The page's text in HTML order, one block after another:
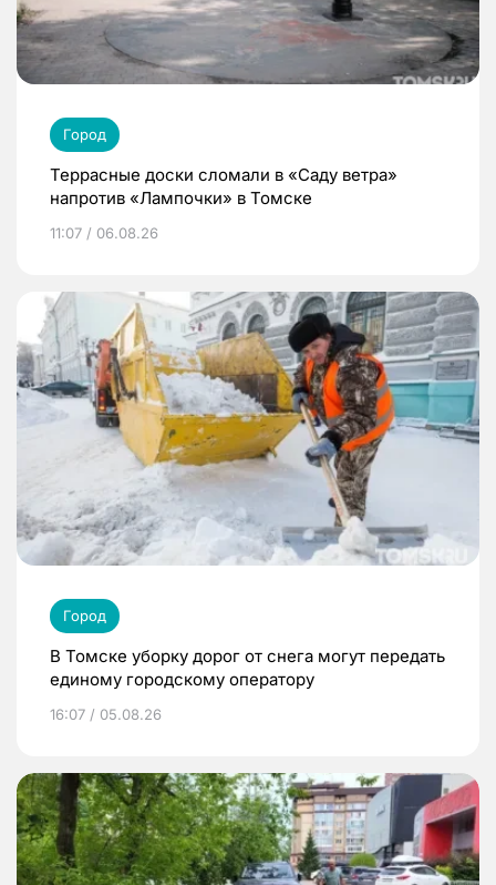
Город
Террасные доски сломали в «Саду ветра»
напротив «Лампочки» в Томске
11:07 / 06.08.26
Город
В Томске уборку дорог от снега могут передать
единому городскому оператору
16:07 / 05.08.26